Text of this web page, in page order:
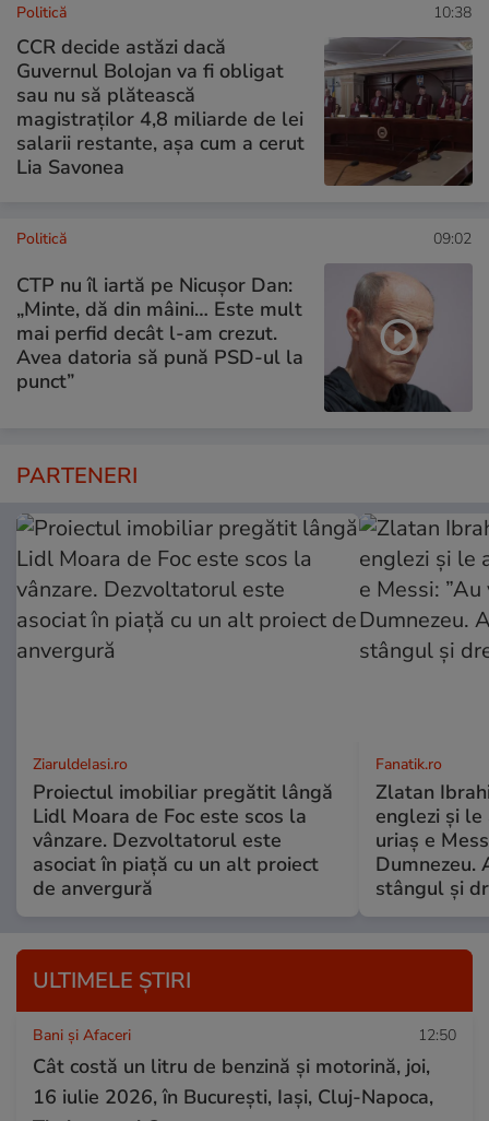
Politică 10:38
CCR decide astăzi dacă
Guvernul Bolojan va fi obligat
sau nu să plătească
magistraților 4,8 miliarde de lei
salarii restante, așa cum a cerut
Lia Savonea
Politică 09:02
CTP nu îl iartă pe Nicușor Dan:
„Minte, dă din mâini… Este mult
mai perfid decât l-am crezut.
Avea datoria să pună PSD-ul la
punct”
PARTENERI
ZiaruldeIasi.ro
Proiectul imobiliar pregătit lângă
Lidl Moara de Foc este scos la
vânzare. Dezvoltatorul este
asociat în piață cu un alt proiect
de anvergură
Fanatik.ro
Zlatan
englezi și
uriaș e
Dumnezeu.
stângul și
ULTIMELE ȘTIRI
Bani și Afaceri 12:50
Cât costă un litru de benzină și motorină, joi,
16 iulie 2026, în București, Iași, Cluj-Napoca,